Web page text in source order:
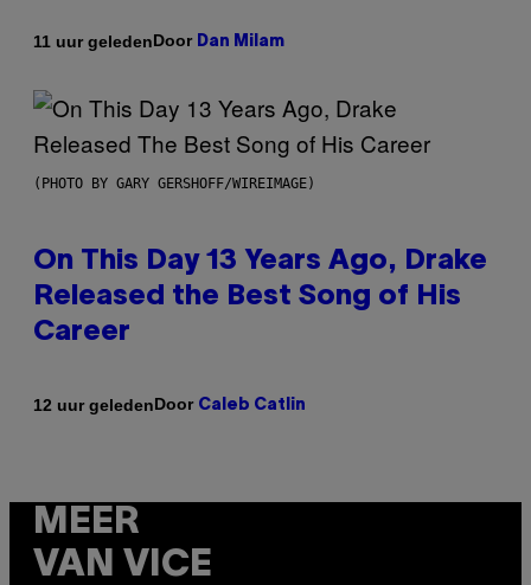
11 uur geledenDoor Dan Milam
(PHOTO BY GARY GERSHOFF/WIREIMAGE)
On This Day 13 Years Ago, Drake
Released the Best Song of His
Career
12 uur geledenDoor Caleb Catlin
MEER
VAN VICE